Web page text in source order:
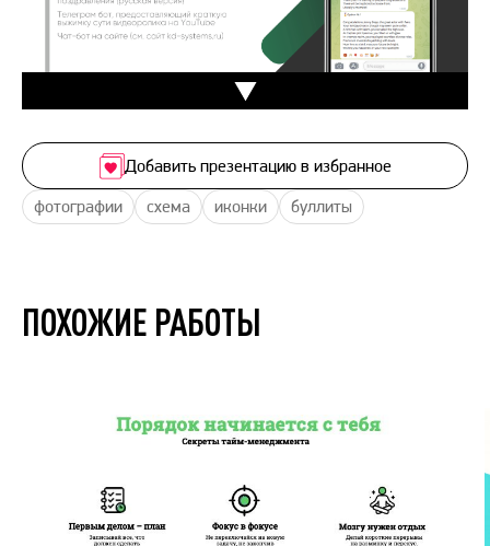
фотографии схема иконки буллиты
Добавить презентацию в избранное
ПОХОЖИЕ РАБОТЫ